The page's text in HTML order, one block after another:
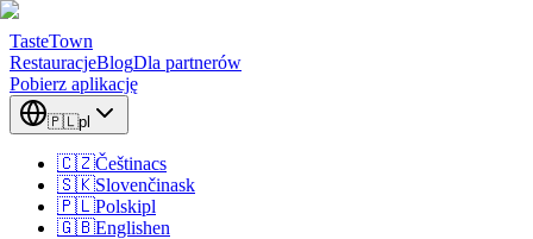
TasteTown
RestauracjeBlogDla partnerów
Pobierz aplikację
🇵🇱pl
🇨🇿Češtinacs
🇸🇰Slovenčinask
🇵🇱Polskipl
🇬🇧Englishen